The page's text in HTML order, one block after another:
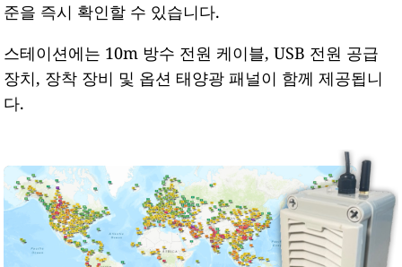
준을 즉시 확인할 수 있습니다.
스테이션에는 10m 방수 전원 케이블, USB 전원 공급
장치, 장착 장비 및 옵션 태양광 패널이 함께 제공됩니
다.